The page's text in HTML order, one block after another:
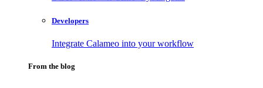
Developers
Integrate Calameo into your workflow
From the blog